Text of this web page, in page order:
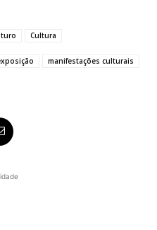
Cultura
manifestações culturais